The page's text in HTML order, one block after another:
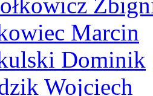
Marcin
Dominik
Wojciech